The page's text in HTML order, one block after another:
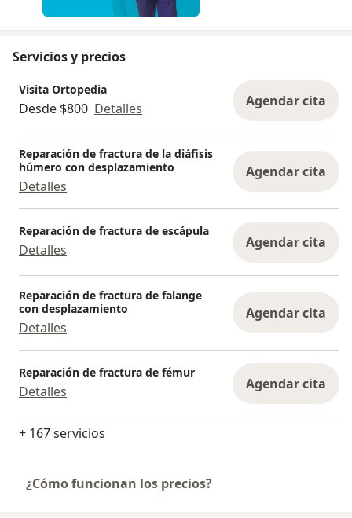
Servicios y precios
Visita Ortopedia
Desde $800 Detalles Agendar cita
Reparación de fractura de la diáfisis
húmero con desplazamiento
Detalles
Agendar cita
Reparación de fractura de escápula
Detalles Agendar cita
Reparación de fractura de falange
con desplazamiento
Detalles
Agendar cita
Reparación de fractura de fémur
Detalles Agendar cita
+ 167 servicios
¿Cómo funcionan los precios?